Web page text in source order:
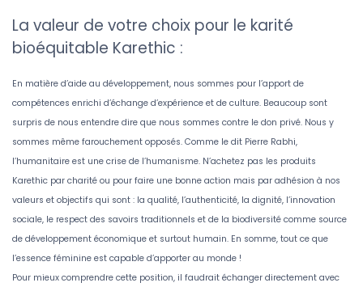
La valeur de votre choix pour le karité
bioéquitable Karethic :
En matière d’aide au développement, nous sommes pour l’apport de
compétences enrichi d’échange d’expérience et de culture. Beaucoup sont
surpris de nous entendre dire que nous sommes contre le don privé. Nous y
sommes même farouchement opposés. Comme le dit Pierre Rabhi,
l’humanitaire est une crise de l’humanisme. N’achetez pas les produits
Karethic par charité ou pour faire une bonne action mais par adhésion à nos
valeurs et objectifs qui sont : la qualité, l’authenticité, la dignité, l’innovation
sociale, le respect des savoirs traditionnels et de la biodiversité comme source
de développement économique et surtout humain. En somme, tout ce que
l’essence féminine est capable d’apporter au monde !
Pour mieux comprendre cette position, il faudrait échanger directement avec